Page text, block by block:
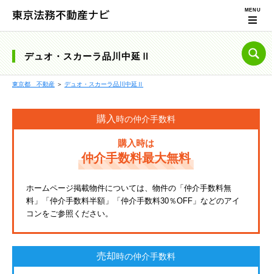
デュオ・スカーラ品川中延Ⅱ
東京都 不動産 ＞ デュオ・スカーラ品川中延Ⅱ
購入時の仲介手数料
購入時は
仲介手数料最大無料
ホームページ掲載物件については、物件の「仲介手数料無
料」「仲介手数料半額」「仲介手数料30％OFF」などのアイ
コンをご参照ください。
売却時の仲介手数料